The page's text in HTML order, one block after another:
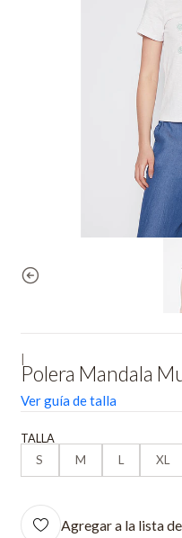
Polera Mandala
Ver guía de talla
TALLA
S
M L XL
Agregar a la lista